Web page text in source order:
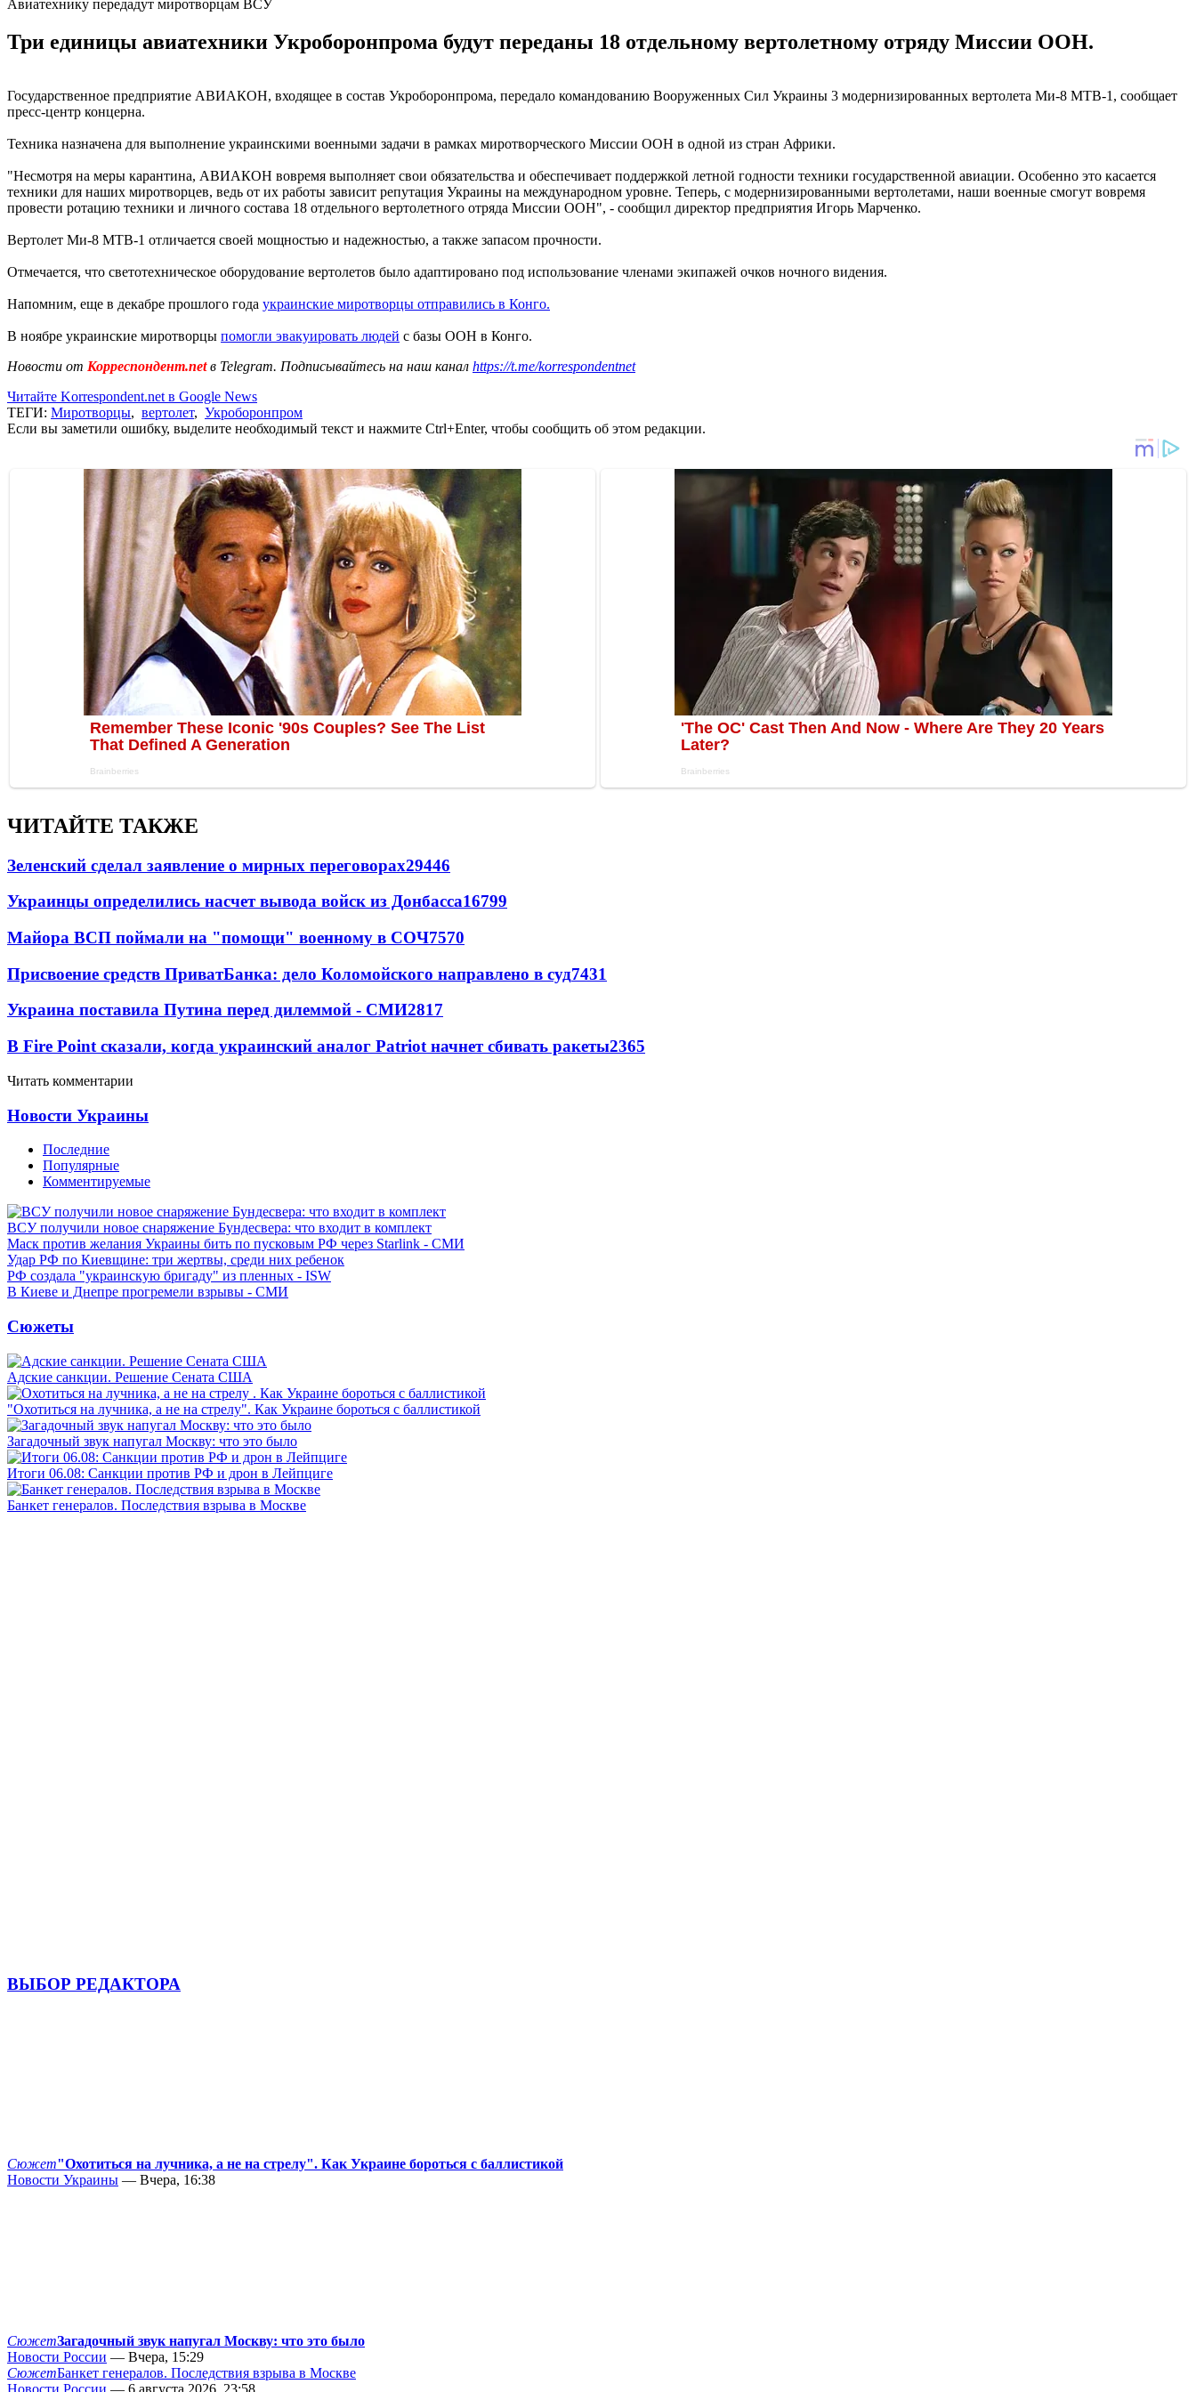
Авиатехнику передадут миротворцам ВСУ
Три единицы авиатехники Укроборонпрома будут переданы 18 отдельному вертолетному отряду Миссии ООН.
Государственное предприятие АВИАКОН, входящее в состав Укроборонпрома, передало командованию Вооруженных Сил Украины 3 модернизированных вертолета Ми-8 МТВ-1, сообщает
пресс-центр концерна.
Техника назначена для выполнение украинскими военными задачи в рамках миротворческого Миссии ООН в одной из стран Африки.
"Несмотря на меры карантина, АВИАКОН вовремя выполняет свои обязательства и обеспечивает поддержкой летной годности техники государственной авиации. Особенно это касается
техники для наших миротворцев, ведь от их работы зависит репутация Украины на международном уровне. Теперь, с модернизированными вертолетами, наши военные смогут вовремя
провести ротацию техники и личного состава 18 отдельного вертолетного отряда Миссии ООН", - сообщил директор предприятия Игорь Марченко.
Вертолет Ми-8 МТВ-1 отличается своей мощностью и надежностью, а также запасом прочности.
Отмечается, что светотехническое оборудование вертолетов было адаптировано под использование членами экипажей очков ночного видения.
Напомним, еще в декабре прошлого года украинские миротворцы отправились в Конго.
В ноябре украинские миротворцы помогли эвакуировать людей с базы ООН в Конго.
Новости от Корреспондент.netв Telegram. Подписывайтесь на наш канал https://t.me/korrespondentnet
Читайте Korrespondent.net в Google News
ТЕГИ: Миротворцы, вертолет, Укроборонпром
Если вы заметили ошибку, выделите необходимый текст и нажмите Ctrl+Enter, чтобы сообщить об этом редакции.
ЧИТАЙТЕ ТАКЖЕ
Зеленский сделал заявление о мирных переговорах29446
Украинцы определились насчет вывода войск из Донбасса16799
Майора ВСП поймали на "помощи" военному в СОЧ7570
Присвоение средств ПриватБанка: дело Коломойского направлено в суд7431
Украина поставила Путина перед дилеммой - СМИ2817
В Fire Point сказали, когда украинский аналог Patriot начнет сбивать ракеты2365
Читать комментарии
Новости Украины
Последние
Популярные
Комментируемые
ВСУ получили новое снаряжение Бундесвера: что входит в комплект
Маск против желания Украины бить по пусковым РФ через Starlink - СМИ
Удар РФ по Киевщине: три жертвы, среди них ребенок
РФ создала "украинскую бригаду" из пленных - ISW
В Киеве и Днепре прогремели взрывы - СМИ
Сюжеты
Адские санкции. Решение Сената США
"Охотиться на лучника, а не на стрелу". Как Украине бороться с баллистикой
Загадочный звук напугал Москву: что это было
Итоги 06.08: Санкции против РФ и дрон в Лейпциге
Банкет генералов. Последствия взрыва в Москве
ВЫБОР РЕДАКТОРА
Сюжет"Охотиться на лучника, а не на стрелу". Как Украине бороться с баллистикой
Новости Украины — Вчера, 16:38
СюжетЗагадочный звук напугал Москву: что это было
Новости России — Вчера, 15:29
СюжетБанкет генералов. Последствия взрыва в Москве